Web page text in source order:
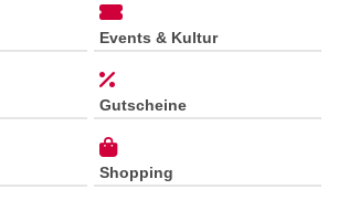
Events & Kultur
Gutscheine
Shopping